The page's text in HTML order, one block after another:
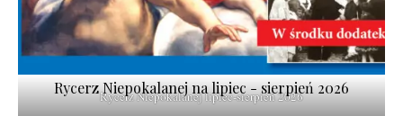
Rycerz Niepokalanej lipiec-sierpień 2026
Rycerz Niepokalanej na lipiec - sierpień 2026